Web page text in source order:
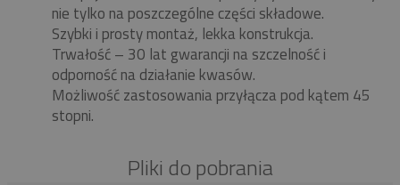
nie tylko na poszczególne części składowe.
Szybki i prosty montaż, lekka konstrukcja.
Trwałość – 30 lat gwarancji na szczelność i
odporność na działanie kwasów.
Możliwość zastosowania przyłącza pod kątem 45
stopni.
Pliki do pobrania